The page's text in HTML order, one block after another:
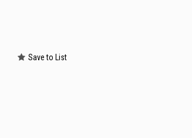
Save to List